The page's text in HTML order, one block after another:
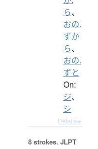
ら、
おの.
ずか
ら、
おの.
ずと
On:
ジ、
シ
Details ▸
8 strokes. JLPT